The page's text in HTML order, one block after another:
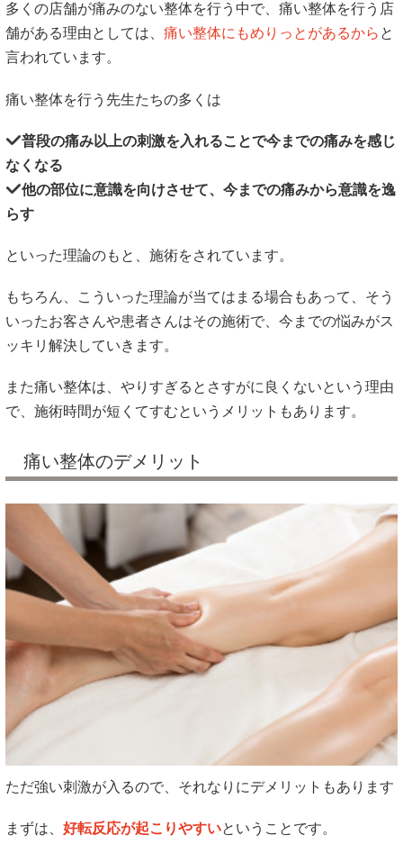
多くの店舗が痛みのない整体を行う中で、痛い整体を行う店
舗がある理由としては、 痛い整体にもめりっとがあるから と
言われています。
痛い整体を行う先生たちの多くは
普段の痛み以上の刺激を入れることで今までの痛みを感じ
なくなる
他の部位に意識を向けさせて、今までの痛みから意識を逸
らす
といった理論のもと、施術をされています。
もちろん、こういった理論が当てはまる場合もあって、そう
いったお客さんや患者さんはその施術で、今までの悩みがス
ッキリ解決していきます。
また痛い整体は、やりすぎるとさすがに良くないという理由
で、施術時間が短くてすむというメリットもあります。
痛い整体のデメリット
ただ強い刺激が入るので、それなりにデメリットもあります
まずは、 好転反応が起こりやすいということです。